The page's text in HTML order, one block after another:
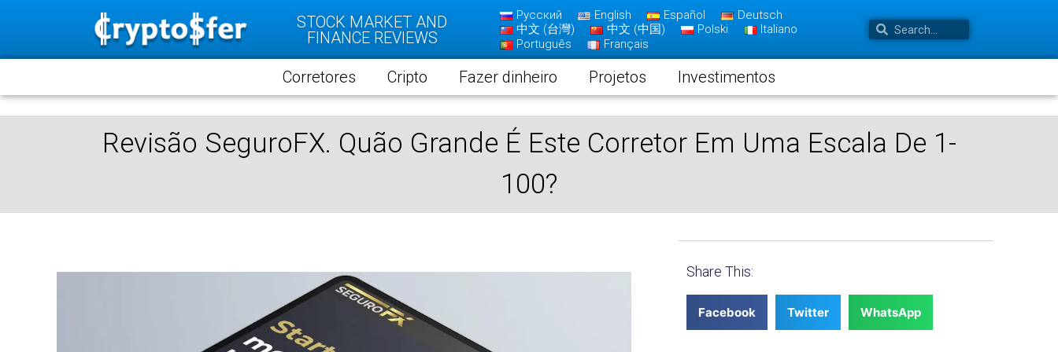
STOCK MARKET AND
FINANCE REVIEWS
Русский English Español
Deutsch
中文 (台灣)
中文 (中国) Polski
Italiano
Português
Français
Corretores Cripto Fazer dinheiro Projetos Investimentos
Revisão SeguroFX. Quão Grande É Este Corretor Em Uma Escala De 1-
100?
Share This:
Facebook Twitter WhatsApp